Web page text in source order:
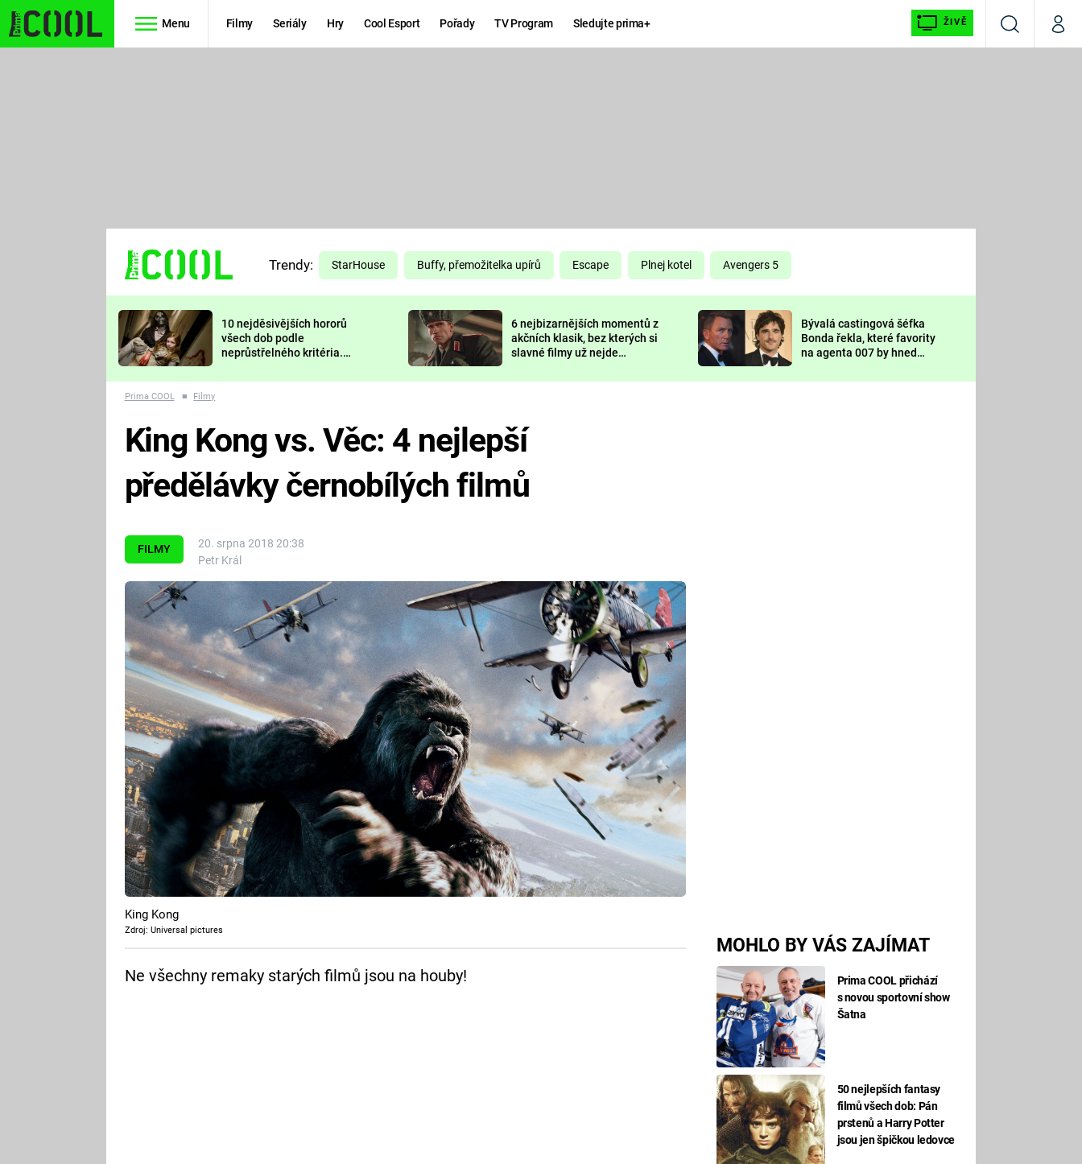
Menu Filmy Seriály Hry Cool Esport Pořady TV Program Sledujte prima+ ŽIVĚ
VyhledáváníMůj
TŘESKU
FUTURAMA
PREDÁTOR
DELIVERANCE
KOMEDIE
CHUCK
NORRIS
DEADPOOL
Prima LAJK
Sledujte nás
Trendy: StarHouse Buffy, přemožitelka upírů Escape Plnej kotel Avengers 5
10 nejděsivějších hororů
všech dob podle
neprůstřelného kritéria.
nejvíc zvednou tep?
6 nejbizarnějších momentů z
akčních klasik, bez kterých si
slavné filmy už nejde
Bývalá castingová šéfka
Bonda řekla, které favority
na agenta 007 by hned
Prima COOL ■ Filmy
FILMY
20. srpna 2018 20:38
Petr Král
MOHLO BY VÁS ZAJÍMAT
Prima COOL přichází
s novou sportovní show
Šatna
50 nejlepších fantasy
filmů všech dob: Pán
prstenů a Harry Potter
jsou jen špičkou ledovce
King Kong vs. Věc: 4 nejlepší
předělávky černobílých filmů
King Kong
Zdroj: Universal pictures
Ne všechny remaky starých filmů jsou na houby!